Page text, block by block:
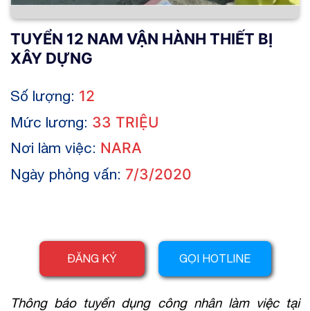
TUYỂN 12 NAM VẬN HÀNH THIẾT BỊ
XÂY DỰNG
Số lượng: 12
Mức lương: 33 TRIỆU
Nơi làm việc: NARA
Ngày phỏng vấn: 7/3/2020
ĐĂNG KÝ GỌI HOTLINE
Thông báo tuyển dụng công nhân làm việc tại